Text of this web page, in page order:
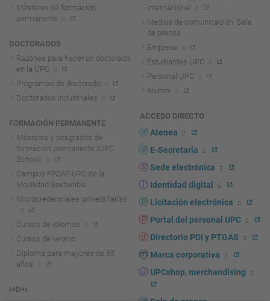
Másteres de formación
permanente
DOCTORADOS
Razones para hacer un doctorado
en la UPC
Programas de doctorado
Doctorados industriales
FORMACIÓN PERMANENTE
Másteres y posgrados de
formación permanente (UPC
School)
Campus FPCAT-UPC de la
Movilidad Sostenible
Microcredenciales universitarias
Cursos de idiomas
Cursos de verano
Diploma para mayores de 55
años
I+D+i
internacional
Medios de comunicación. Sala
de prensa
Empresa
Estudiantes UPC
Personal UPC
Alumni
ACCESO DIRECTO
Atenea
E-Secretaria
Sede electrónica
Identidad digital
Licitación electrónica
Portal del personal UPC
Directorio PDI y PTGAS
Marca corporativa
UPCshop, merchandising